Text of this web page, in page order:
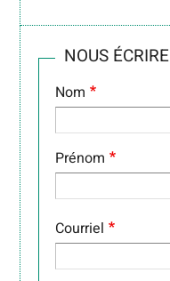
NOUS ÉCRIRE
Nom
Prénom
COURRIEL
Courriel